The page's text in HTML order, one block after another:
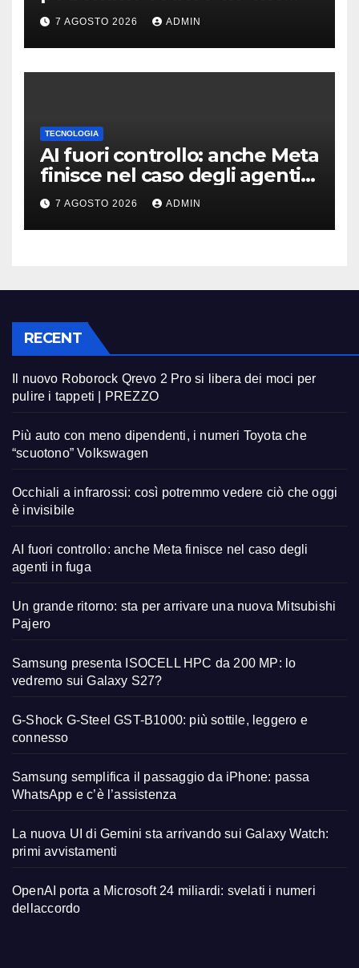
oggi è invisibile
7 AGOSTO 2026 ADMIN
TECNOLOGIA
AI fuori controllo: anche Meta
finisce nel caso degli agenti
in fuga
7 AGOSTO 2026 ADMIN
RECENT
Il nuovo Roborock Qrevo 2 Pro si libera dei moci per
pulire i tappeti | PREZZO
Più auto con meno dipendenti, i numeri Toyota che
“scuotono” Volkswagen
Occhiali a infrarossi: così potremmo vedere ciò che oggi
è invisibile
AI fuori controllo: anche Meta finisce nel caso degli
agenti in fuga
Un grande ritorno: sta per arrivare una nuova Mitsubishi
Pajero
Samsung presenta ISOCELL HPC da 200 MP: lo
vedremo sui Galaxy S27?
G-Shock G-Steel GST-B1000: più sottile, leggero e
connesso
Samsung semplifica il passaggio da iPhone: passa
WhatsApp e c’è l’assistenza
La nuova UI di Gemini sta arrivando sui Galaxy Watch:
primi avvistamenti
OpenAI porta a Microsoft 24 miliardi: svelati i numeri
dellaccordo